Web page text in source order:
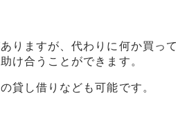
りますが、代わりに何か買って
け合うことができます。
貸し借りなども可能です。